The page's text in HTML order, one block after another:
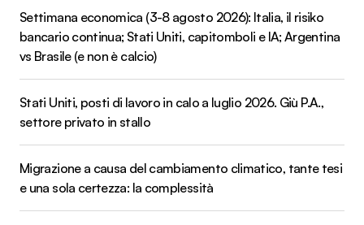
Settimana economica (3-8 agosto 2026): Italia, il risiko
bancario continua; Stati Uniti, capitomboli e IA; Argentina
vs Brasile (e non è calcio)
Stati Uniti, posti di lavoro in calo a luglio 2026. Giù P.A.,
settore privato in stallo
Migrazione a causa del cambiamento climatico, tante tesi
e una sola certezza: la complessità